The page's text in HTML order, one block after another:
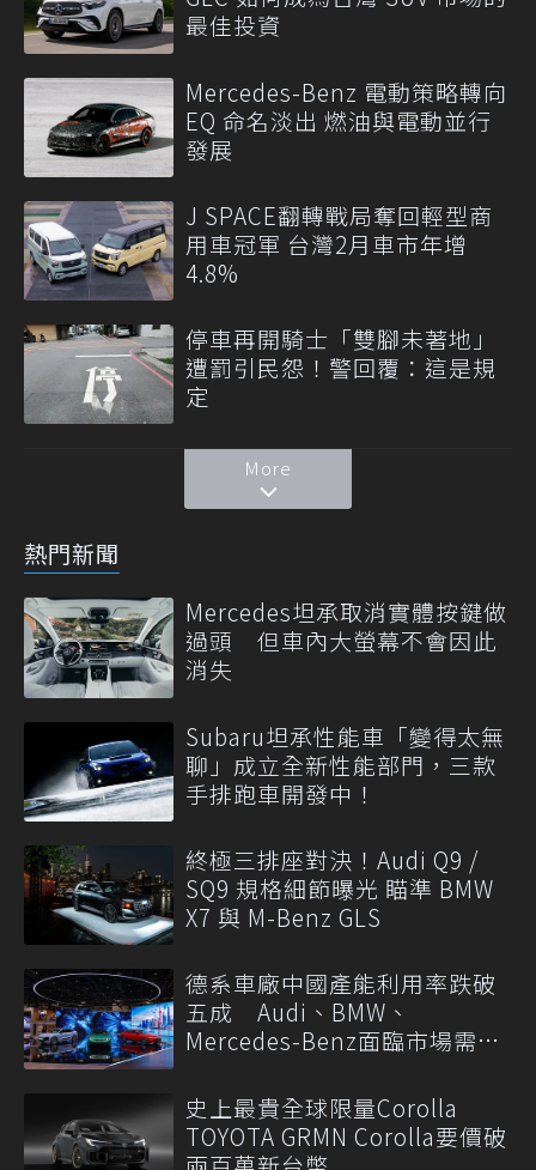
最佳投資
Mercedes-Benz 電動策略轉向
EQ 命名淡出 燃油與電動並行
發展
J SPACE翻轉戰局奪回輕型商
用車冠軍 台灣2月車市年增
4.8%
停車再開騎士「雙腳未著地」
遭罰引民怨！警回覆：這是規
定
More
熱門新聞
Mercedes坦承取消實體按鍵做
過頭 但車內大螢幕不會因此
消失
Subaru坦承性能車「變得太無
聊」成立全新性能部門，三款
手排跑車開發中！
終極三排座對決！Audi Q9 /
SQ9 規格細節曝光 瞄準 BMW
X7 與 M-Benz GLS
德系車廠中國產能利用率跌破
五成 Audi、BMW、
Mercedes-Benz面臨市場需求
史上最貴全球限量Corolla
TOYOTA GRMN Corolla要價破